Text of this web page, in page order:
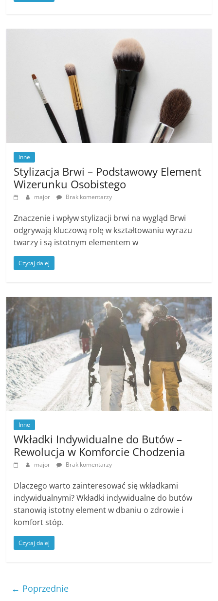
Inne
Stylizacja Brwi – Podstawowy Element
Wizerunku Osobistego
major Brak komentarzy
Znaczenie i wpływ stylizacji brwi na wygląd Brwi
odgrywają kluczową rolę w kształtowaniu wyrazu
twarzy i są istotnym elementem w
Czytaj dalej
Inne
Wkładki Indywidualne do Butów –
Rewolucja w Komforcie Chodzenia
major Brak komentarzy
Dlaczego warto zainteresować się wkładkami
indywidualnymi? Wkładki indywidualne do butów
stanowią istotny element w dbaniu o zdrowie i
komfort stóp.
Czytaj dalej
← Poprzednie